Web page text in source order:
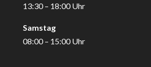
13:30 – 18:00 Uhr
Samstag
08:00 – 15:00 Uhr